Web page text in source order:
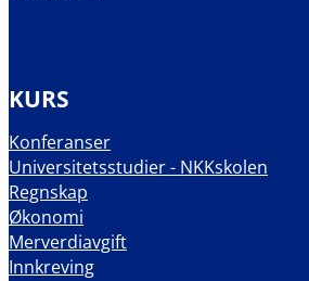
KURS
Konferanser
Universitetsstudier - NKKskolen
Regnskap
Økonomi
Merverdiavgift
Innkreving